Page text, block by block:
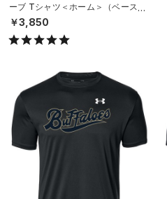
ーブ Tシャツ＜ホーム＞（ベースボ
ール/UNISEX）
￥3,850